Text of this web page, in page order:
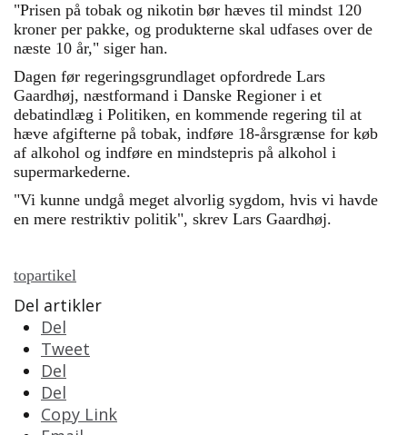
"Prisen på tobak og nikotin bør hæves til mindst 120
kroner per pakke, og produkterne skal udfases over de
næste 10 år," siger han.
Dagen før regeringsgrundlaget opfordrede Lars
Gaardhøj, næstformand i Danske Regioner i et
debatindlæg i Politiken, en kommende regering til at
hæve afgifterne på tobak, indføre 18-årsgrænse for køb
af alkohol og indføre en mindstepris på alkohol i
supermarkederne.
"Vi kunne undgå meget alvorlig sygdom, hvis vi havde
en mere restriktiv politik", skrev Lars Gaardhøj.
topartikel
Del artikler
Del
Tweet
Del
Del
Copy Link